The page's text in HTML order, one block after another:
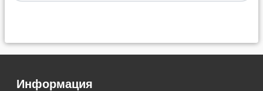
Информация